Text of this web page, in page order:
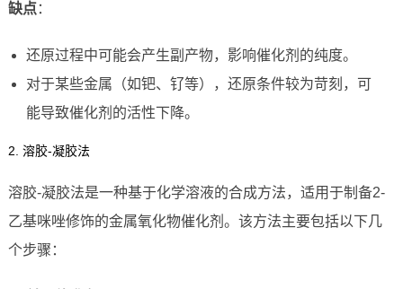
缺点：
还原过程中可能会产生副产物，影响催化剂的纯度。
对于某些金属（如钯、钌等），还原条件较为苛刻，可
能导致催化剂的活性下降。
2. 溶胶-凝胶法
溶胶-凝胶法是一种基于化学溶液的合成方法，适用于制备2-
乙基咪唑修饰的金属氧化物催化剂。该方法主要包括以下几
个步骤：